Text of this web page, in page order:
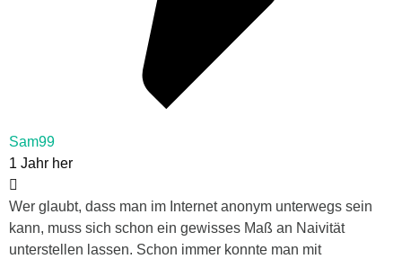
Sam99
1 Jahr her
Wer glaubt, dass man im Internet anonym unterwegs sein
kann, muss sich schon ein gewisses Maß an Naivität
unterstellen lassen. Schon immer konnte man mit